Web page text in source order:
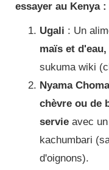
essayer au Kenya :
Ugali : Un
maïs et d'eau,
sukuma wiki
Nyama
chèvre ou de
servie avec
kachumbari
d'oignons).